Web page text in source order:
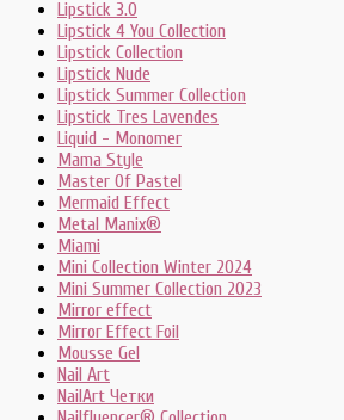
Lipstick 3.0
Lipstick 4 You Collection
Lipstick Collection
Lipstick Nude
Lipstick Summer Collection
Lipstick Tres Lavendes
Liquid - Monomer
Mama Style
Master Of Pastel
Mermaid Effect
Metal Manix®
Miami
Mini Collection Winter 2024
Mini Summer Collection 2023
Mirror effect
Mirror Effect Foil
Mousse Gel
Nail Art
NailArt Четки